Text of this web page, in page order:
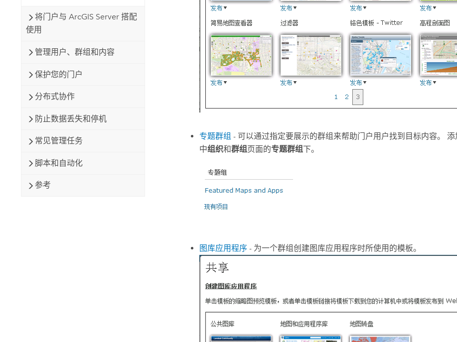
将门户与 ArcGIS Server 搭配
使用
管理用户、群组和内容
保护您的门户
分布式协作
防止数据丢失和停机
常见管理任务
脚本和自动化
参考
专题群组 - 可以通过指定要展示的群组来帮助门户用户找到目标内容。
中组织和群组 页面的专题群组 下。
图库应用程序- 为一个群组创建图库应用程序时所使用的模板。